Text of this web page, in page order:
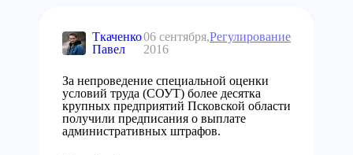
Ткаченко
Павел
06 сентября,
2016
Регулирование
За непроведение специальной оценки
условий труда (СОУТ) более десятка
крупных предприятий Псковской области
получили предписания о выплате
административных штрафов.